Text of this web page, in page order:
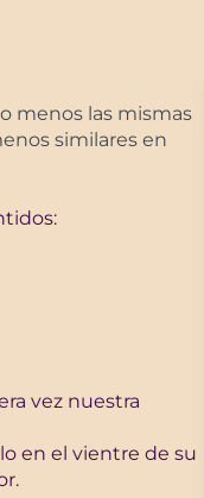
menos las mismas
similares en
vez nuestra
en el vientre de su